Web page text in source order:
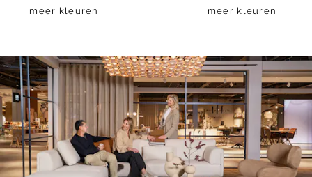
meer kleuren meer kleuren